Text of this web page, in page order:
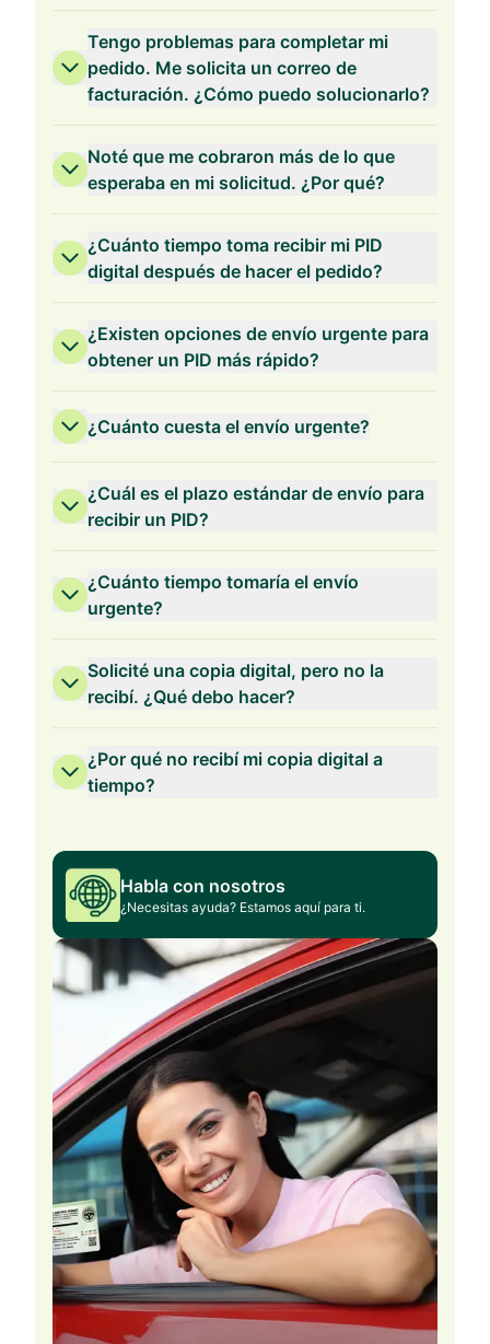
Tengo problemas para completar mi
pedido. Me solicita un correo de
facturación. ¿Cómo puedo solucionarlo?
Noté que me cobraron más de lo que
esperaba en mi solicitud. ¿Por qué?
¿Cuánto tiempo toma recibir mi PID
digital después de hacer el pedido?
¿Existen opciones de envío urgente para
obtener un PID más rápido?
¿Cuánto cuesta el envío urgente?
¿Cuál es el plazo estándar de envío para
recibir un PID?
¿Cuánto tiempo tomaría el envío
urgente?
Solicité una copia digital, pero no la
recibí. ¿Qué debo hacer?
¿Por qué no recibí mi copia digital a
tiempo?
Habla con nosotros
¿Necesitas ayuda? Estamos aquí para ti.